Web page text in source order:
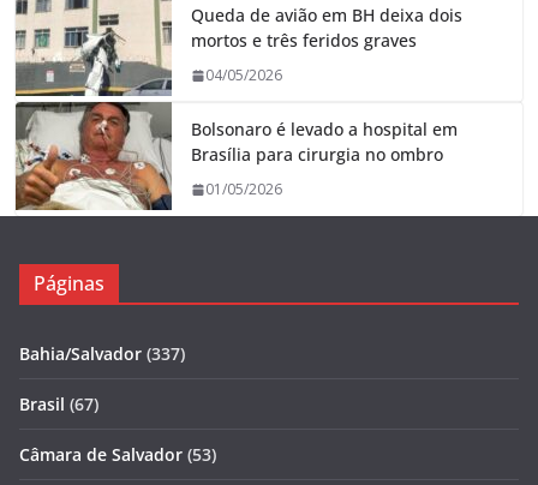
Queda de avião em BH deixa dois
mortos e três feridos graves
04/05/2026
Bolsonaro é levado a hospital em
Brasília para cirurgia no ombro
01/05/2026
Páginas
Bahia/Salvador (337)
Brasil (67)
Câmara de Salvador (53)